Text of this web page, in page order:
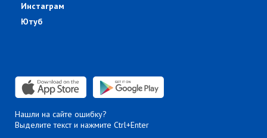
Инстаграм
Ютуб
Нашли на сайте ошибку?
Выделите текст и нажмите Ctrl+Enter